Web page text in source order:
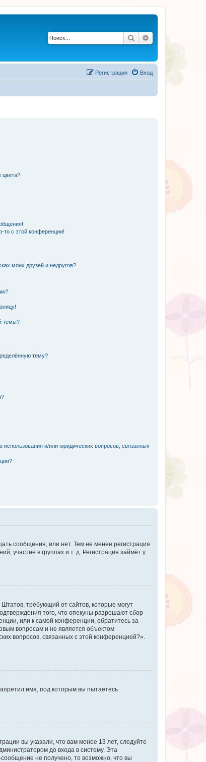
Поиск
Вход
Регистрация
цвета?
то с этой конференции!
моих друзей и недругов?
темы?
тему?
использования и/или юридических вопросов, связанных
сообщения, или нет. Тем не менее регистрация
участие в группах и т. д. Регистрация займёт у
требующий от сайтов, которые могут
того, что опекуны разрешают сбор
или к самой конференции, обратитесь за
вопросам и не является объектом
вопросов, связанных с этой конференцией?».
имя, под которым вы пытаетесь
вы указали, что вам менее 13 лет, следуйте
до входа в систему. Эта
не получено, то возможно, что вы